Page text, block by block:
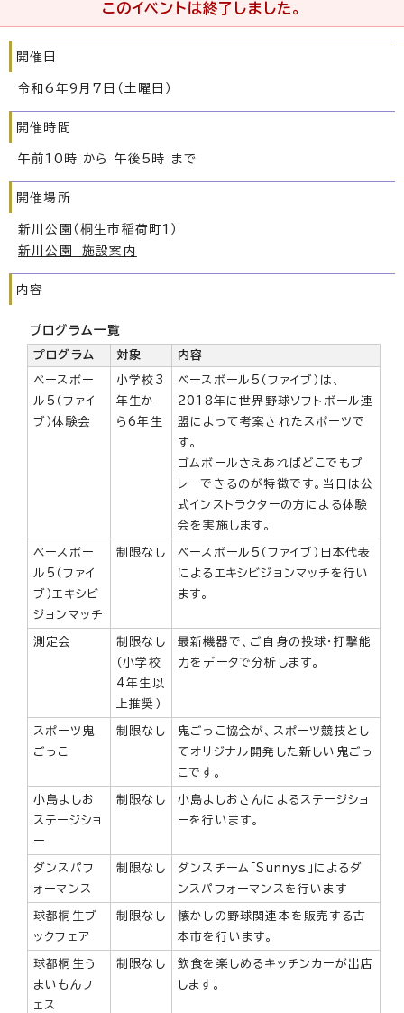
このイベントは終了しました。
開催日
令和6年9月7日（土曜日）
開催時間
午前10時 から 午後5時 まで
開催場所
新川公園（桐生市稲荷町1）
新川公園 施設案内
内容
プログラム一覧
プログラム 対象 内容
ベースボー
ル5（ファイ
ブ）体験会
小学校3
年生か
ら6年生
ベースボール5（ファイブ）は、
2018年に世界野球ソフトボール連
盟によって考案されたスポーツで
す。
ゴムボールさえあればどこでもプ
レーできるのが特徴です。当日は公
式インストラクターの方による体験
会を実施します。
ベースボー
ル5（ファイ
ブ）エキシビ
ジョンマッチ
制限なし
ベースボール5（ファイブ）日本代表
によるエキシビジョンマッチを行い
ます。
測定会
制限なし
（小学校
4年生以
上推奨）
最新機器で、ご自身の投球・打撃能
力をデータで分析します。
スポーツ鬼
ごっこ
制限なし
鬼ごっこ協会が、スポーツ競技とし
てオリジナル開発した新しい鬼ごっ
こです。
小島よしお
ステージショ
ー
制限なし
小島よしおさんによるステージショ
ーを行います。
ダンスパフ
ォーマンス
制限なし
ダンスチーム「Sunnys」によるダ
ンスパフォーマンスを行います
球都桐生ブ
ックフェア
制限なし
懐かしの野球関連本を販売する古
本市を行います。
球都桐生う
まいもんフ
ェス
制限なし
飲食を楽しめるキッチンカーが出店
します。